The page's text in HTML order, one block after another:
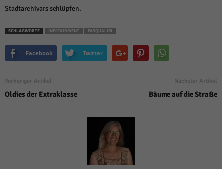
Stadtarchivars schlüpfen.
SCHLAGWORTE INFOTAINMENT PASQUALINI
Facebook Twitter
Vorheriger Artikel
Oldies der Extraklasse
Nächster Artikel
Bäume auf die Straße